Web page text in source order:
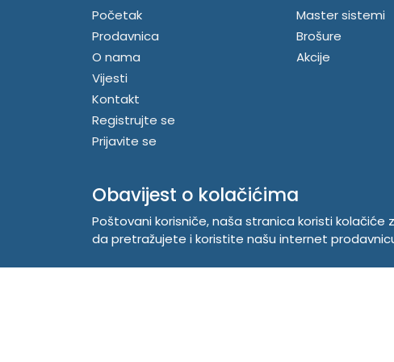
Početak
Prodavnica
O nama
Vijesti
Kontakt
Registrujte se
Prijavite se
Master sistemi
Brošure
Akcije
Obavijest o kolačićima
Poštovani korisniče, naša stranica koristi
da pretražujete i koristite našu internet